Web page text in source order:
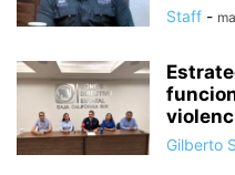
Staff -
Gilberto